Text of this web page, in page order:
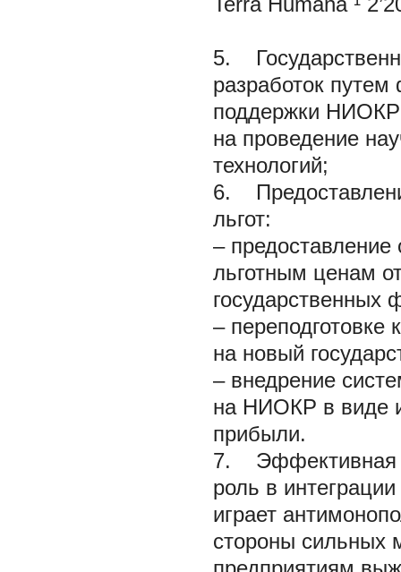
5.
разработок
поддержки НИОКР
на проведение
технологий;
6.
льгот:
–
льготным ценам
государственных
– переподготовке
на новый
– внедрение
на НИОКР в виде
прибыли.
7. Эффективная
роль в
играет
стороны сильных